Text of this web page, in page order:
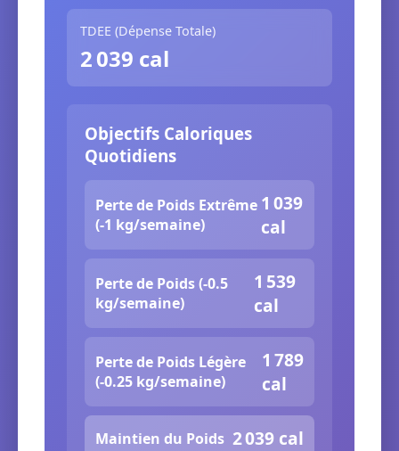
TDEE (Dépense Totale)
2 039 cal
Objectifs Caloriques
Quotidiens
Perte de Poids Extrême
(-1 kg/semaine)
1 039
cal
Perte de Poids (-0.5
kg/semaine)
1 539
cal
Perte de Poids Légère
(-0.25 kg/semaine)
1 789
cal
Maintien du Poids 2 039 cal